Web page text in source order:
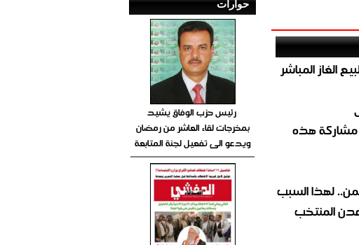
اليمنية للغاز تعلن عن تخصيص 54 لبيع الغاز المباشر
مشاركة هذه
لهذا السبب
المنتخب
حوارات
رئيس حزب الوفاق يشيد
بمخرجات لقاء العاشر من رمضان
ويدعو الى تفعيل لجنة المتابعة